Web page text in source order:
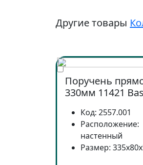
Другие товары
Поручень
330мм 11421
Код: 2557.001
Расположение:
настенный
Размер: